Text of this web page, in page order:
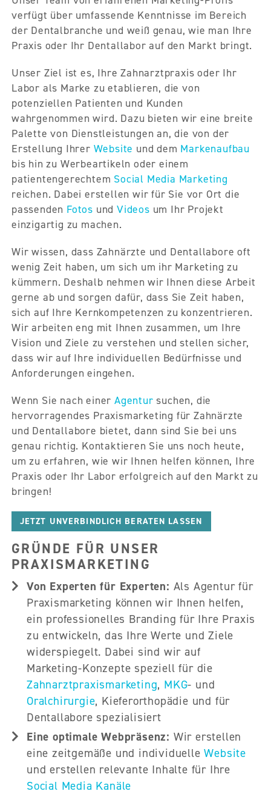
verfügt über umfassende Kenntnisse im Bereich
der Dentalbranche und weiß genau, wie man Ihre
Praxis oder Ihr Dentallabor auf den Markt bringt.
Unser Ziel ist es, Ihre Zahnarztpraxis oder Ihr
Labor als Marke zu etablieren, die von
potenziellen Patienten und Kunden
wahrgenommen wird. Dazu bieten wir eine breite
Palette von Dienstleistungen an, die von der
Erstellung Ihrer Website und dem Markenaufbau
bis hin zu Werbeartikeln oder einem
patientengerechtem Social Media Marketing
reichen. Dabei erstellen wir für Sie vor Ort die
passenden Fotos und Videos um Ihr Projekt
einzigartig zu machen.
Wir wissen, dass Zahnärzte und Dentallabore oft
wenig Zeit haben, um sich um ihr Marketing zu
kümmern. Deshalb nehmen wir Ihnen diese Arbeit
gerne ab und sorgen dafür, dass Sie Zeit haben,
sich auf Ihre Kernkompetenzen zu konzentrieren.
Wir arbeiten eng mit Ihnen zusammen, um Ihre
Vision und Ziele zu verstehen und stellen sicher,
dass wir auf Ihre individuellen Bedürfnisse und
Anforderungen eingehen.
Wenn Sie nach einer Agentur suchen, die
hervorragendes Praxismarketing für Zahnärzte
und Dentallabore bietet, dann sind Sie bei uns
genau richtig. Kontaktieren Sie uns noch heute,
um zu erfahren, wie wir Ihnen helfen können, Ihre
Praxis oder Ihr Labor erfolgreich auf den Markt zu
bringen!
JETZT UNVERBINDLICH BERATEN LASSEN
GRÜNDE FÜR UNSER
PRAXISMARKETING
Von Experten für Experten: Als Agentur für
Praxismarketing können wir Ihnen helfen,
ein professionelles Branding für Ihre Praxis
zu entwickeln, das Ihre Werte und Ziele
widerspiegelt. Dabei sind wir auf
Marketing-Konzepte speziell für die
Zahnarztpraxismarketing, MKG- und
Oralchirurgie, Kieferorthopädie und für
Dentallabore spezialisiert
Eine optimale Webpräsenz: Wir erstellen
eine zeitgemäße und individuelleWebsite
und erstellen relevante Inhalte für Ihre
Social Media Kanäle